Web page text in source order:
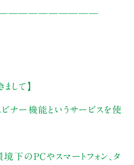
して】
ナー機能というサービスを使
境下のPCやスマートフォン、タ